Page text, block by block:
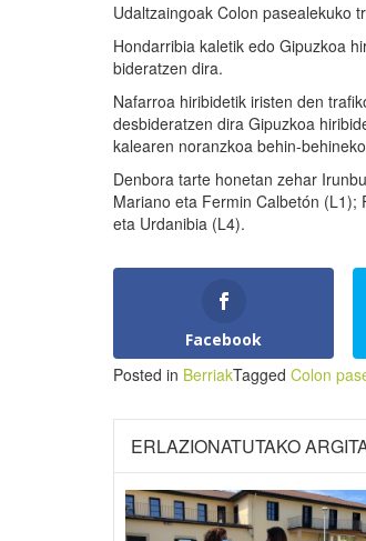
Udaltzaingoak Colon pasealekuko
Hondarribia kaletik edo Gipuzkoa
bideratzen dira.
Nafarroa hiribidetik iristen den
desbideratzen dira Gipuzkoa
kalearen noranzkoa behin-
Denbora tarte honetan zehar
Mariano eta Fermin Calbetón
eta Urdanibia (L4).
Facebook
Posted in BerriakTagged Colon
ERLAZIONATUTAKO